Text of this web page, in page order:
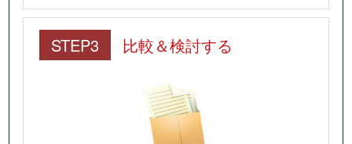
STEP3 比較＆検討する